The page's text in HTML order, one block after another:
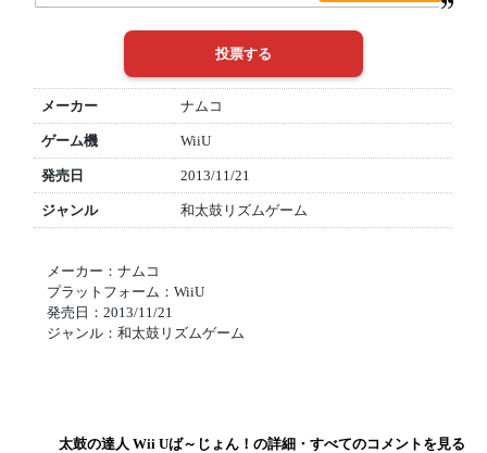
メーカー ナムコ
ゲーム機 WiiU
発売日 2013/11/21
ジャンル 和太鼓リズムゲーム
メーカー：ナムコ
プラットフォーム：WiiU
発売日：2013/11/21
ジャンル：和太鼓リズムゲーム
太鼓の達人 Wii Uば～じょん！の詳細・すべてのコメントを見る